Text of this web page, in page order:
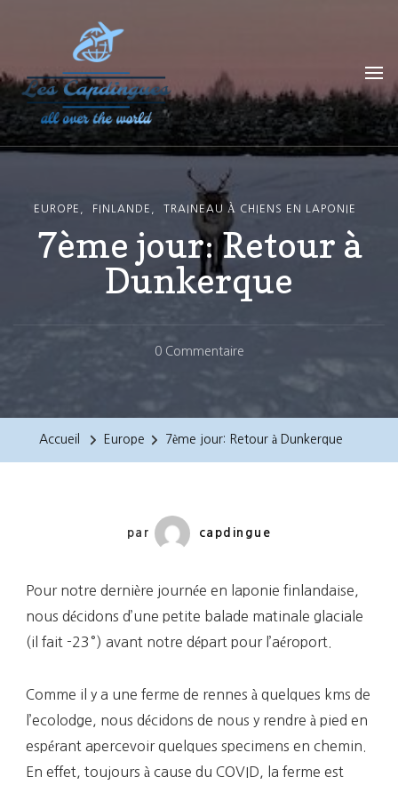
Les Capdingues
blog de voyage
EUROPE FINLANDE TRAINEAU À CHIENS EN LAPONIE
7ème jour: Retour à
Dunkerque
0 CommentaireSur
Accueil Europe 7ème jour: Retour à Dunkerque
par capdingue
Pour notre dernière journée en laponie finlandaise,
nous décidons d’une petite balade matinale glaciale
(il fait -23°) avant notre départ pour l’aéroport.
Comme il y a une ferme de rennes à quelques kms de
l’ecolodge, nous décidons de nous y rendre à pied en
espérant apercevoir quelques specimens en chemin.
En effet, toujours à cause du COVID, la ferme est